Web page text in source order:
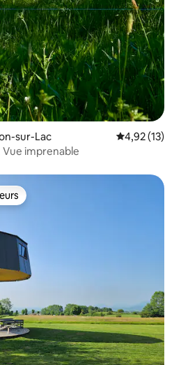
sur-Lac Évaluation
4,92 (13)
Vue imprenable
les plus appréciés